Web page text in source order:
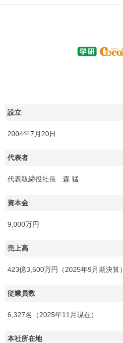
設立
2004年7月20日
代表者
代表取締役社長 森 猛
資本金
9,000万円
売上高
423億3,500万円（2025年9月期決算）
従業員数
6,327名（2025年11月現在）
本社所在地